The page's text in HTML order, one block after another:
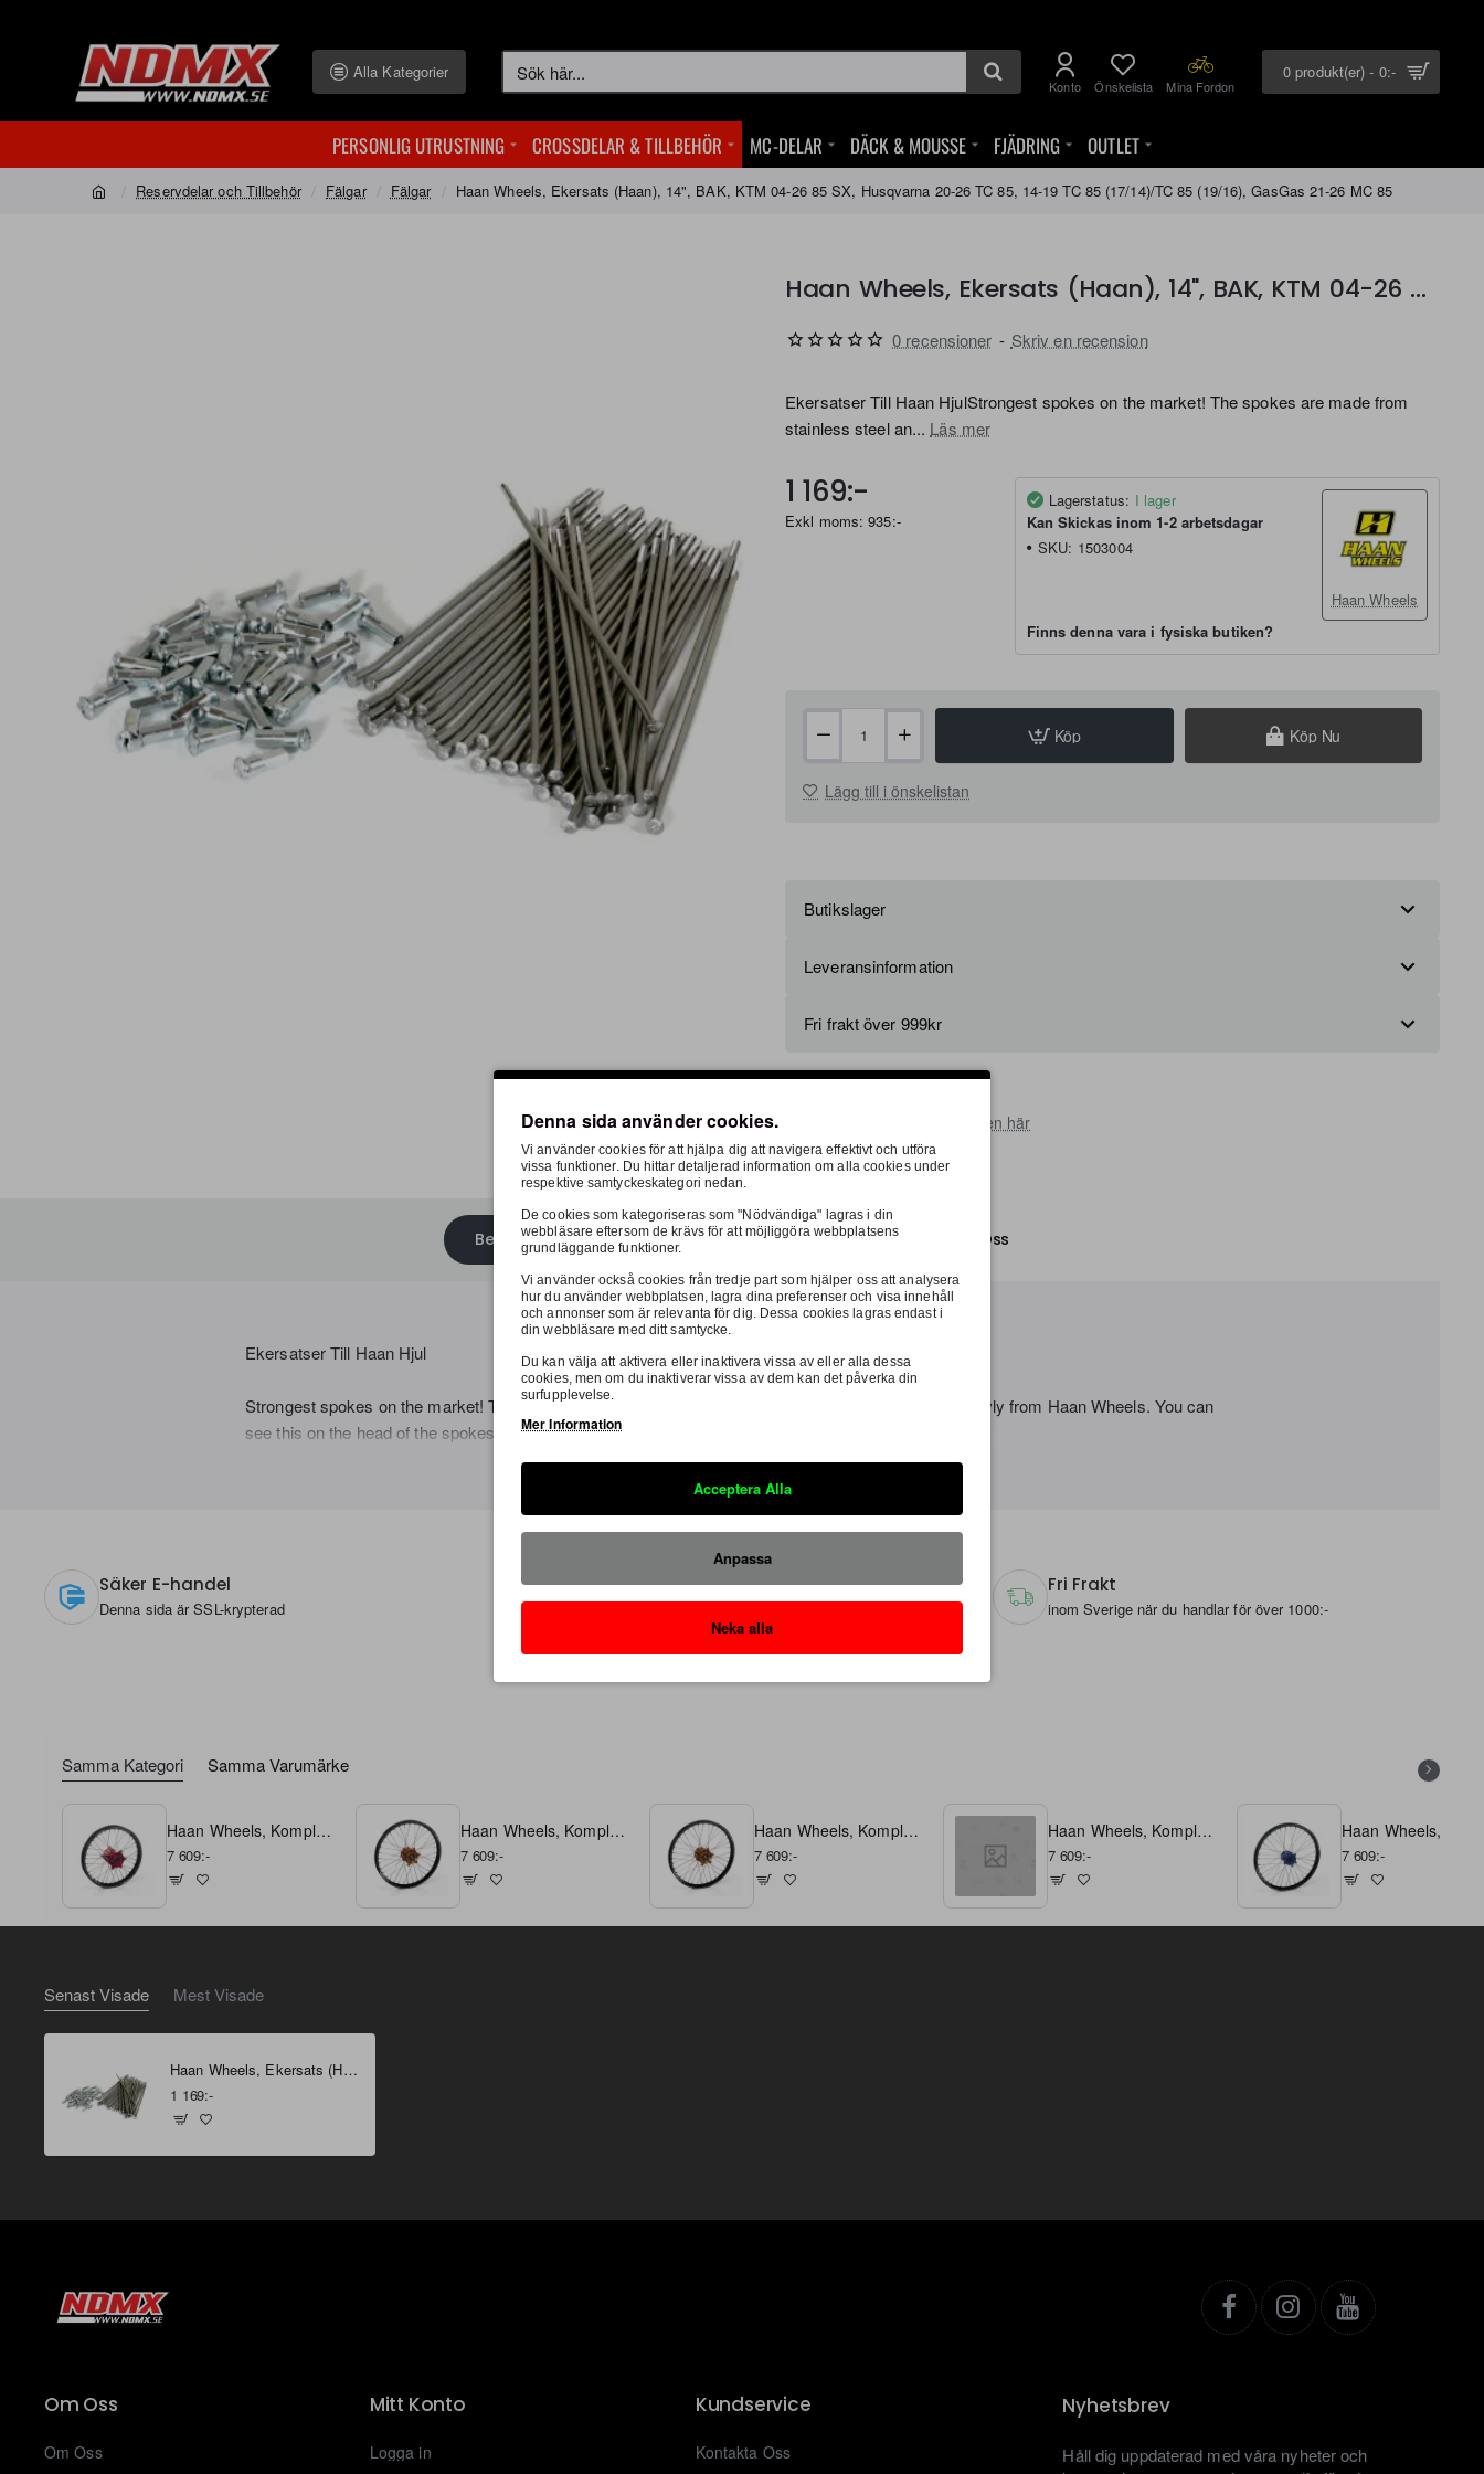
Alla Kategorier
Sök
Konto Önskelista Mina Fordon
0 produkt(er) - 0:-
PERSONLIG UTRUSTNING CROSSDELAR & TILLBEHÖR MC-DELAR DÄCK & MOUSSE FJÄDRING OUTLET
home
Reservdelar och Tillbehör Fälgar Fälgar Haan Wheels, Ekersats (Haan), 14", BAK, KTM 04-26 85 SX, Husqvarna 20-26 TC 85, 14-19 TC 85 (17/14)/TC 85 (19/16), GasGas 21-26 MC 85
Haan Wheels, Ekersats (Haan), 14", BAK, KTM 04-26 85 SX, Husqvarna 20-26 TC 85, 14-19 TC 85 (17/14)/TC 85 (19/16), GasGas 21-26 MC 85
Ekersatser Till Haan HjulStrongest spokes on the market! The spokes are made from
stainless steel an... Läs mer
0 recensioner - Skriv en recension
1 169:-
Exkl moms: 935:-
Lagerstatus: I lager
Kan Skickas inom 1-2 arbetsdagar
SKU: 1503004
Haan Wheels
Finns denna vara i fysiska butiken?
Köp Köp Nu
Lägg till i önskelistan
Butikslager
Leveransinformation
Fri frakt över 999kr
Ställ en fråga om produkten här
Beskrivning Passar Till Recensioner Om Oss
Ekersatser Till Haan Hjul
Strongest spokes on the market! The spokes are made from stainless steel and are produced exclusivly from Haan Wheels. You can
see this on the head of the spokes where you can find the mark H.
Due to the fact that the spokes are made of stainless steel you can be sure that they stay nice and shiny in all conditions. Haan wheels
use steel nipples to prevent spokes from coming loose when riding like you would have with alloy nipples. These nipples have a special
Säker E-handel
Denna sida är SSL-krypterad
Säkra Betalningar Fri Frakt
inom Sverige när du handlar för över 1000:-
Samma Kategori Samma Varumärke
Haan Wheels, Komplett Hjul A60, 1,60, 1,60, 21", FRAM, SVART RÖD, BETA 13-14 RR 450 4T Enduro/RR 400 4T Enduro/RR 498 4T Enduro, 23 RR 250 2S, 24 RR 250 2T, 13-19 RR 250 2T Enduro, 20-22 RR 250 2T/XTRAINER 250 2T/RR 200 2T/RR 300 2T, 25 RR X-PRO 250
7 609:-
Haan Wheels, Komplett Hjul A60, 1,60, 21", FRAM, BRONS SVART, Kawasaki 19-26 KX450, 24-26 KX450X, 21-26 KX250, 24-26 KX250X
7 609:-
Haan Wheels, Komplett Hjul A60, 1,60, 21", FRAM, BRONS SVART, KTM 16-26 450 EXC-F, 15-26 450 SX-F, 18-22 250 EXC TPI/300 EXC TPI, 23-25 250 EXC/150 EXC/300 SX, 16-17 250 EXC/300 EXC, 16-24 250 EXC-F, 25 250 EXC-F /150 SX, 26 250 EXC-F/300 SX, 15-26 2
7 609:-
Haan Wheels, Komplett Hjul A60, 1,60, 21", FRAM, SILVER SVART, Kawasaki 19-26 KX450, 24-26 KX450X, 21-26 KX250, 24-26 KX250X
7 609:- 7 609:-
Senast Visade Mest Visade
Haan Wheels, Ekersats (Haan), 14", BAK, KTM 04-26 85 SX, Husqvarna 20-26 TC 85, 14-19 TC 85 (17/14)/TC 85 (19/16), GasGas 21-26 MC 85
1 169:-
Om Oss
Om Oss
Mitt Konto
Logga in
Kundservice
Kontakta Oss
Nyhetsbrev
Håll dig uppdaterad med våra nyheter och
Denna sida använder cookies.
Vi använder cookies för att hjälpa dig att navigera effektivt och utföra
vissa funktioner. Du hittar detaljerad information om alla cookies under
respektive samtyckeskategori nedan.
De cookies som kategoriseras som "Nödvändiga" lagras i din
webbläsare eftersom de krävs för att möjliggöra webbplatsens
grundläggande funktioner.
Vi använder också cookies från tredje part som hjälper oss att analysera
hur du använder webbplatsen, lagra dina preferenser och visa innehåll
och annonser som är relevanta för dig. Dessa cookies lagras endast i
din webbläsare med ditt samtycke.
Du kan välja att aktivera eller inaktivera vissa av eller alla dessa
cookies, men om du inaktiverar vissa av dem kan det påverka din
surfupplevelse.
Mer Information
Acceptera Alla
Anpassa
Neka alla